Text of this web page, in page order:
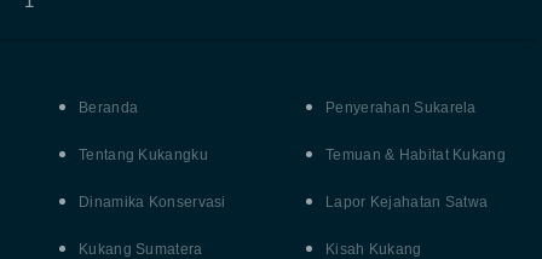
Beranda
Tentang Kukangku
Dinamika Konservasi
Kukang Sumatera
Penyerahan Sukarela
Temuan & Habitat Kukang
Lapor Kejahatan Satwa
Kisah Kukang